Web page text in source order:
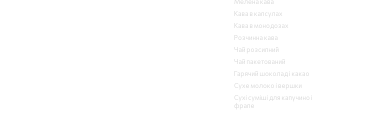
Кава в капсулах
Кава в монодозах
Розчинна кава
Чай розсипний
Чай пакетований
Гарячий шоколад і какао
Сухе молоко і вершки
Сухі суміші для капучино і
фрапе